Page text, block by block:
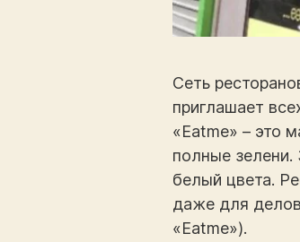
Сеть
приглашает
«Eatme» – это
полные зелени.
белый цвета.
даже для
«Eatme»).